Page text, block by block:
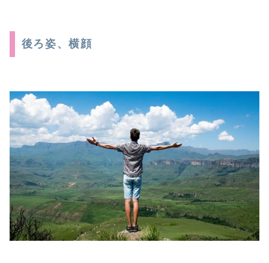
後ろ姿、横顔